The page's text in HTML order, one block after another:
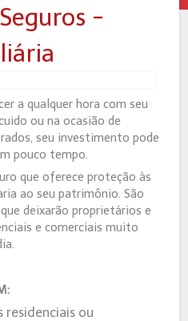
-
a qualquer hora com seu
ou na ocasião de
seu investimento pode
pouco tempo.
que oferece proteção às
ao seu patrimônio. São
deixarão proprietários e
e comerciais muito
residenciais ou